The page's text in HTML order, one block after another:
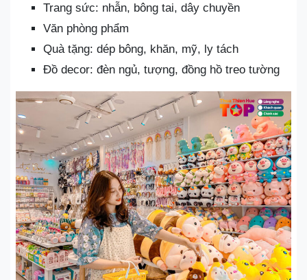
Trang sức: nhẫn, bông tai, dây chuyền
Văn phòng phẩm
Quà tặng: dép bông, khăn, mỹ, ly tách
Đồ decor: đèn ngủ, tượng, đồng hồ treo tường